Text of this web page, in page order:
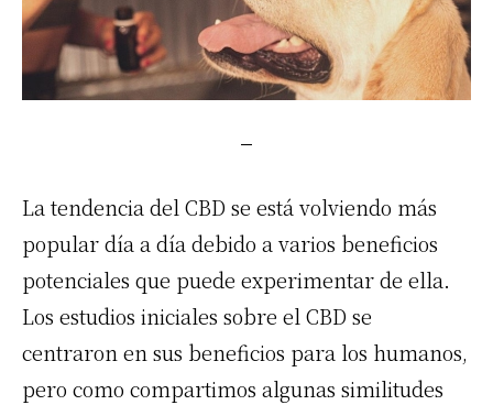
La tendencia del CBD se está volviendo más
popular día a día debido a varios beneficios
potenciales que puede experimentar de ella.
Los estudios iniciales sobre el CBD se
centraron en sus beneficios para los humanos,
pero como compartimos algunas similitudes